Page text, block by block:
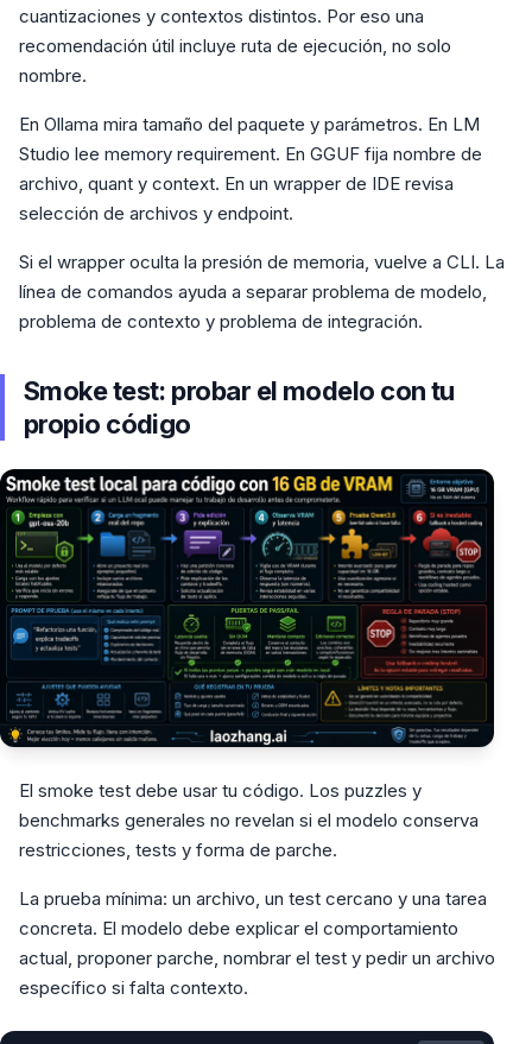
cuantizaciones y contextos distintos. Por eso una
recomendación útil incluye ruta de ejecución, no solo
nombre.
En Ollama mira tamaño del paquete y parámetros. En LM
Studio lee memory requirement. En GGUF fija nombre de
archivo, quant y context. En un wrapper de IDE revisa
selección de archivos y endpoint.
Si el wrapper oculta la presión de memoria, vuelve a CLI. La
línea de comandos ayuda a separar problema de modelo,
problema de contexto y problema de integración.
Smoke test: probar el modelo con tu
propio código
El smoke test debe usar tu código. Los puzzles y
benchmarks generales no revelan si el modelo conserva
restricciones, tests y forma de parche.
La prueba mínima: un archivo, un test cercano y una tarea
concreta. El modelo debe explicar el comportamiento
actual, proponer parche, nombrar el test y pedir un archivo
específico si falta contexto.